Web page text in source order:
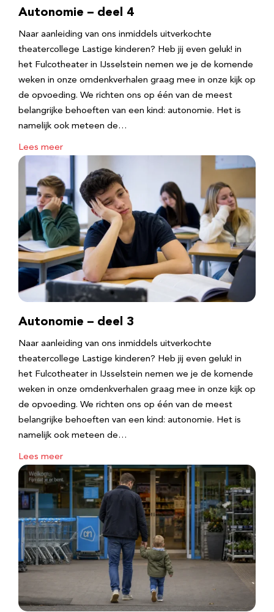
Autonomie – deel 4
Naar aanleiding van ons inmiddels uitverkochte
theatercollege Lastige kinderen? Heb jij even geluk! in
het Fulcotheater in IJsselstein nemen we je de komende
weken in onze omdenkverhalen graag mee in onze kijk op
de opvoeding. We richten ons op één van de meest
belangrijke behoeften van een kind: autonomie. Het is
namelijk ook meteen de…
Lees meer
Autonomie – deel 3
Naar aanleiding van ons inmiddels uitverkochte
theatercollege Lastige kinderen? Heb jij even geluk! in
het Fulcotheater in IJsselstein nemen we je de komende
weken in onze omdenkverhalen graag mee in onze kijk op
de opvoeding. We richten ons op één van de meest
belangrijke behoeften van een kind: autonomie. Het is
namelijk ook meteen de…
Lees meer